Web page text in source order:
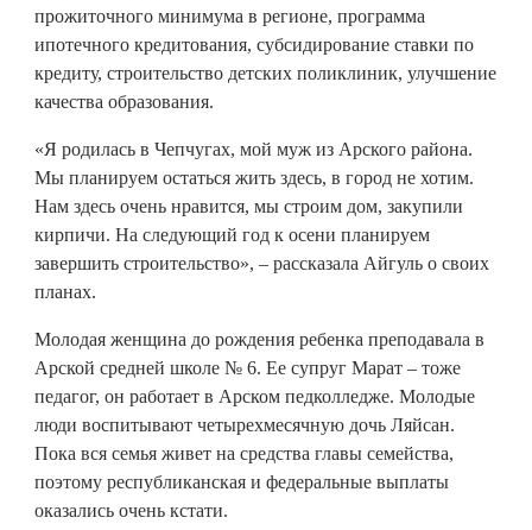
прожиточного минимума в регионе, программа
ипотечного кредитования, субсидирование ставки по
кредиту, строительство детских поликлиник, улучшение
качества образования.
«Я родилась в Чепчугах, мой муж из Арского района.
Мы планируем остаться жить здесь, в город не хотим.
Нам здесь очень нравится, мы строим дом, закупили
кирпичи. На следующий год к осени планируем
завершить строительство», – рассказала Айгуль о своих
планах.
Молодая женщина до рождения ребенка преподавала в
Арской средней школе № 6. Ее супруг Марат – тоже
педагог, он работает в Арском педколледже. Молодые
люди воспитывают четырехмесячную дочь Ляйсан.
Пока вся семья живет на средства главы семейства,
поэтому республиканская и федеральные выплаты
оказались очень кстати.